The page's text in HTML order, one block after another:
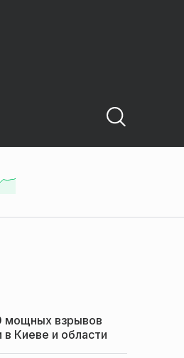
мощных взрывов
в Киеве и области